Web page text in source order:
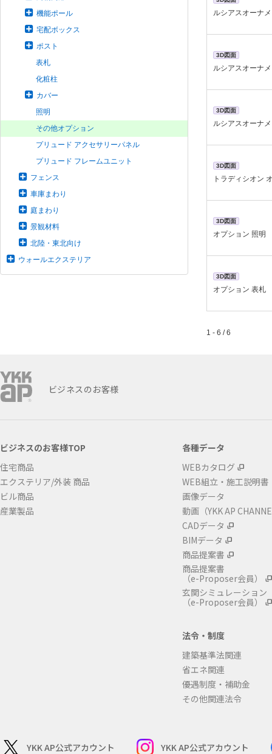
機能ポール
宅配ボックス
ポスト
表札
化粧柱
カバー
照明
その他オプション
プリュード アクセサリーパネル
プリュード フレームユニット
フェンス
車庫まわり
庭まわり
景観材料
北陸・東北向け
ウォールエクステリア
ルシアスオーナ
3D図面
ルシアスオーナ
3D図面
ルシアスオーナ
3D図面
トラディシオン
3D図面
オプション 照明
3D図面
オプション 表札
1 - 6 / 6
ビジネスのお客様
ビジネスのお客様TOP
住宅商品
エクステリア/外装 商品
ビル商品
産業製品
各種データ
WEBカタログ
WEB組立・施工説明書
画像データ
動画（YKK AP
CADデータ
BIMデータ
商品提案書
商品提案書
（e-Proposer会員）
玄関シミュレーション
（e-Proposer会員）
法令・制度
建築基準法関連
省エネ関連
優遇制度・補助金
その他関連法令
YKK AP公式アカウント YKK AP公式アカウント